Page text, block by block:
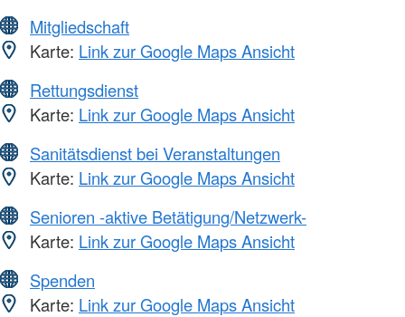
Mitgliedschaft
Karte: Link zur Google Maps Ansicht
Rettungsdienst
Karte: Link zur Google Maps Ansicht
Sanitätsdienst bei Veranstaltungen
Karte: Link zur Google Maps Ansicht
Senioren -aktive Betätigung/Netzwerk-
Karte: Link zur Google Maps Ansicht
Spenden
Karte: Link zur Google Maps Ansicht